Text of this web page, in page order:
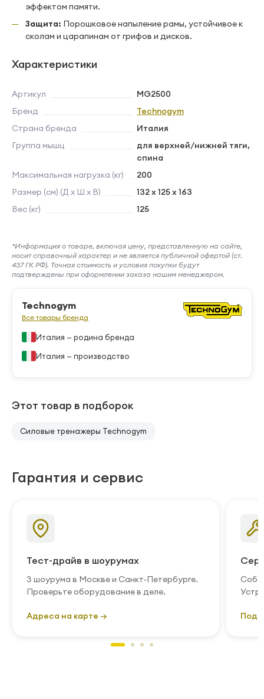
эффектом памяти.
Защита: Порошковое напыление рамы, устойчивое к
сколам и царапинам от грифов и дисков.
Характеристики
Артикул
MG2500
Бренд
Technogym
Страна бренда
Италия
Группа мышц
для верхней/нижней тяги,
спина
Максимальная нагрузка (кг)
200
Размер (см) (Д х Ш х В)
132 x 125 x 163
Вес (кг)
125
*Информация о товаре, включая цену, представленную на сайте,
носит справочный характер и не является публичной офертой (ст.
437 ГК РФ). Точная стоимость и условия покупки будут
подтверждены при оформлении заказа нашим менеджером.
Technogym
Все товары бренда
Италия — родина бренда
Италия — производство
Этот товар в подборок
Силовые тренажеры Technogym
Гарантия и сервис
Тест-драйв в шоурумах
3 шоурума в Москве и Санкт-Петербурге.
Проверьте оборудование в деле.
Адреса на карте →